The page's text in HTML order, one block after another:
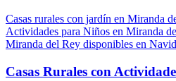
Casas rurales con jardín en Miranda
Actividades para Niños en Miranda
Miranda del Rey disponibles en
Casas Rurales con